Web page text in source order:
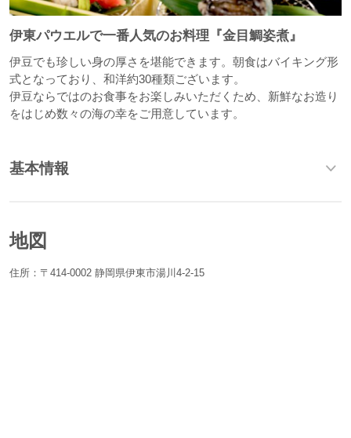
伊東パウエルで一番人気のお料理『金目鯛姿煮』
伊豆でも珍しい身の厚さを堪能できます。朝食はバイキング形
式となっており、和洋約30種類ございます。
伊豆ならではのお食事をお楽しみいただくため、新鮮なお造り
をはじめ数々の海の幸をご用意しています。
基本情報
地図
住所：〒414-0002 静岡県伊東市湯川4-2-15